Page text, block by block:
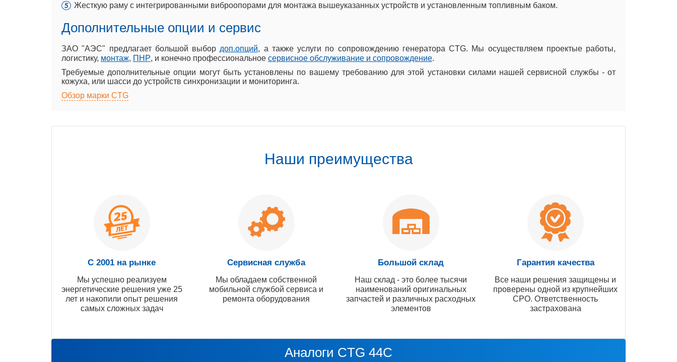
Жесткую раму с интегрированными виброопорами для монтажа вышеуказанных устройств и установленным топливным баком.
Дополнительные опции и сервис
ЗАО "АЭС" предлагает большой выбор доп.опций, а также услуги по сопровождению генератора CTG. Мы осуществляем проектые работы,
логистику, монтаж, ПНР, и конечно профессиональное сервисное обслуживание и сопровождение.
Требуемые дополнительные опции могут быть установлены по вашему требованию для этой установки силами нашей сервисной службы - от
кожуха, или шасси до устройств синхронизации и мониторинга.
Обзор марки CTG
Наши преимущества
С 2001 на рынке
Мы успешно реализуем
энергетические решения уже 25
лет и накопили опыт решения
самых сложных задач
Сервисная служба
Мы обладаем собственной
мобильной службой сервиса и
ремонта оборудования
Большой склад
Наш склад - это более тысячи
наименований оригинальных
запчастей и различных расходных
элементов
Гарантия качества
Все наши решения защищены и
проверены одной из крупнейших
СРО. Ответственность
застрахована
Аналоги CTG 44C